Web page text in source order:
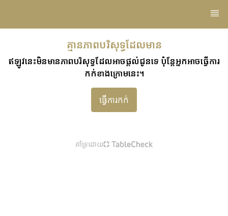
គ្មានភាពបរិសុទ្ធដែលមាន
ឥឡូវនេះមិនមានភាពបរិសុទ្ធដែលអាចផ្តល់ជូនទេ ប៉ុន្តែអ្នកអាចធ្វើការ
កក់ខាងក្រោមនេះ។
ធ្វើការកក់
គាំទ្រដោយ